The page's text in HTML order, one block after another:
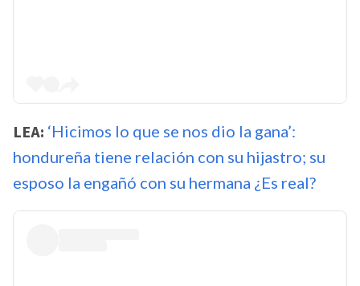
LEA: ‘Hicimos lo que se nos dio la gana’:
hondureña tiene relación con su hijastro; su
esposo la engañó con su hermana ¿Es real?